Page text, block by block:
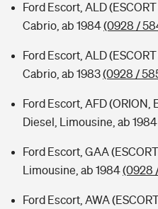
Ford Escort, ALD
Cabrio, ab 1984(0928 /
Ford Escort, ALD
Cabrio, ab 1983(0928 /
Ford Escort, AFD (ORION,
Diesel, Limousine, ab 1984
Ford Escort, GAA
Limousine, ab 1984(0928
Ford Escort, AWA